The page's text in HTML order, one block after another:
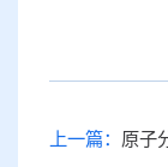
上一篇： 原子